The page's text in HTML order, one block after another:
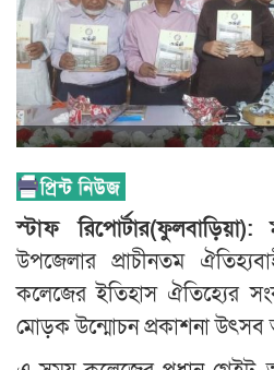
স্টাফ রিপোর্টার(ফুলবাড়িয়া):
উপজেলার প্রাচীনতম
কলেজের ইতিহাস ঐতিহ্যের
মোড়ক উন্মোচন প্রকাশনা উৎসব